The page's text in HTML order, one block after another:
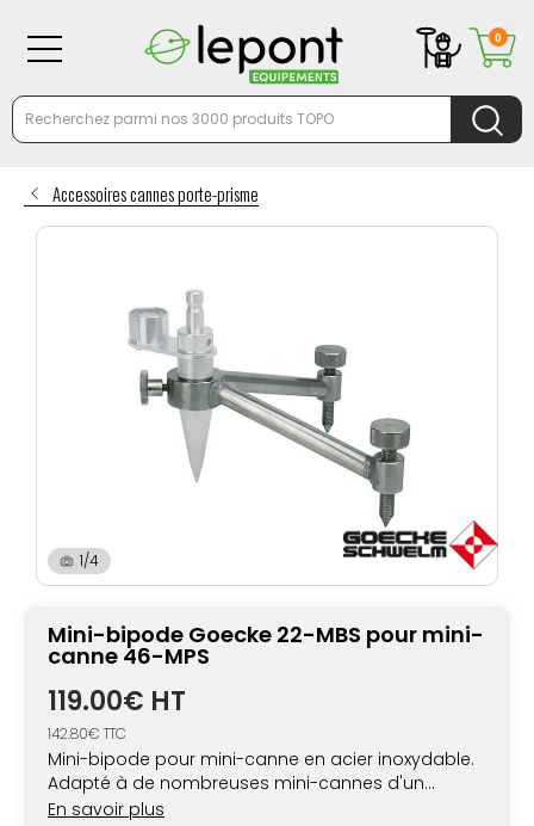
Accessoires cannes porte-prisme
1/4
Mini-bipode Goecke 22-MBS pour mini-
canne 46-MPS
119.00€ HT
142.80€ TTC
Mini-bipode pour mini-canne en acier inoxydable.
Adapté à de nombreuses mini-cannes d'un
diamètre minimum de 25 mm. Dispose de deux
En savoir plus
0